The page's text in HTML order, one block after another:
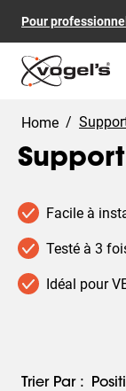
Pour
Home /
Facile à
Testé à 3
Idéal pour
Trier Par :
Support VESA 600